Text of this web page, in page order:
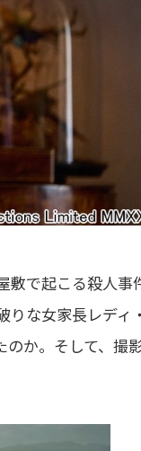
敷で起こる殺人事
りな女家長レディ
か。そして、撮